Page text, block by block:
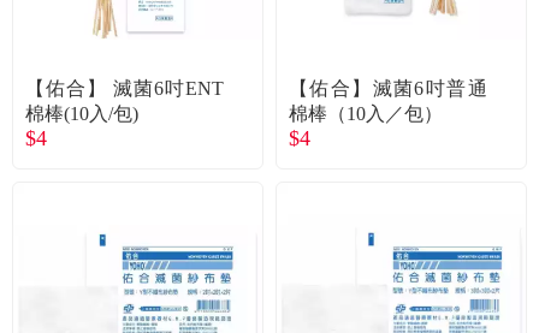
【佑合】 滅菌6吋ENT
棉棒(10入/包)
$4
【佑合】滅菌6吋普通
棉棒（10入／包）
$4